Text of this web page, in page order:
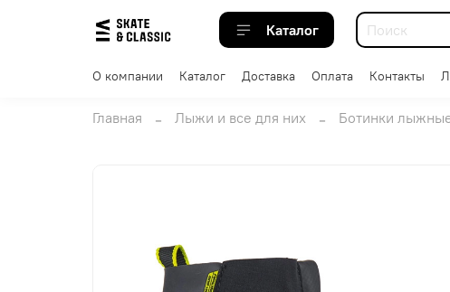
Каталог
О компании Каталог Доставка Оплата Контакты
Главная Лыжи и все для них Ботинки